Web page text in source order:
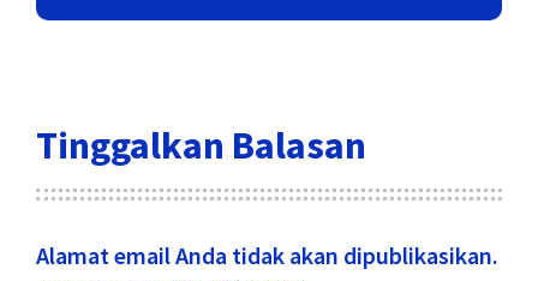
Tinggalkan Balasan
Alamat email Anda tidak akan dipublikasikan.